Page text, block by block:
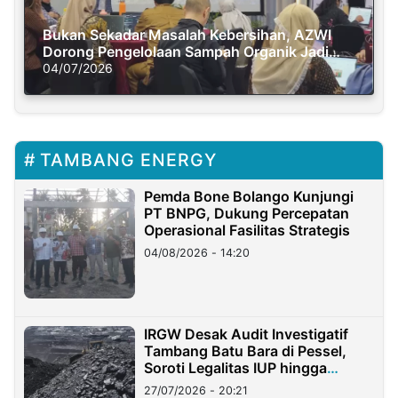
Bukan Sekadar Masalah Kebersihan, AZWI
Dorong Pengelolaan Sampah Organik Jadi
Solusi Krisis Iklim
04/07/2026
TAMBANG ENERGY
Pemda Bone Bolango Kunjungi
PT BNPG, Dukung Percepatan
Operasional Fasilitas Strategis
04/08/2026 - 14:20
IRGW Desak Audit Investigatif
Tambang Batu Bara di Pessel,
Soroti Legalitas IUP hingga
Stockpile
27/07/2026 - 20:21